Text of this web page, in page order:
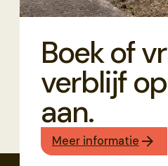
Boek of
verblijf
aan.
Meer informatie